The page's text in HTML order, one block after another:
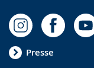
Presse